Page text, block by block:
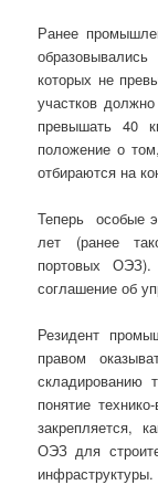
Ранее
которых не
участков
превышать 40
положение о
отбираются на
Теперь особые
лет (ранее
портовых
соглашение об
Резидент
правом
складированию
понятие
закрепляется,
ОЭЗ для
инфраструктуры.